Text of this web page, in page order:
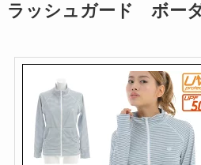
ラッシュガード ボー